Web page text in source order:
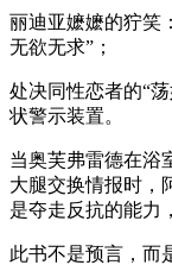
丽迪亚嬷嬷的狞笑
无欲无求”；
处决同性恋者的“
状警示装置。
当奥芙弗雷德在浴
大腿交换情报时，
是夺走反抗的能力
此书不是预言，